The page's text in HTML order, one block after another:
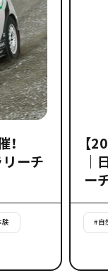
ーチ
験
【
｜
ー
#自